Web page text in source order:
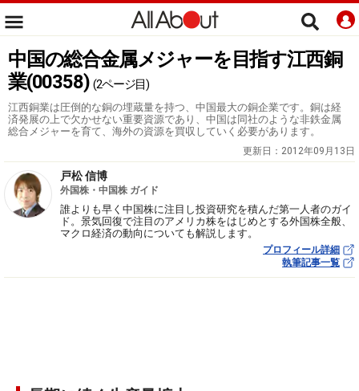
中国の総合金属メジャーを目指す江西銅
業(00358) (2ページ目)
江西銅業は圧倒的な銅の埋蔵量を持つ、中国最大の銅企業です。銅は経
済発展の上で欠かせない重要資源であり、中国は同社のような非鉄金属
総合メジャーを育て、海外の資源を買収していく必要があります。
更新日： 2012年09月13日
戸松 信博
外国株・中国株 ガイド
誰よりも早く中国株に注目し投資研究を積んだ第一人者のガイ
ド。景気回復で注目のアメリカ株をはじめとする外国株全般、
マクロ経済の動向についても解説します。
プロフィール詳細
執筆記事一覧